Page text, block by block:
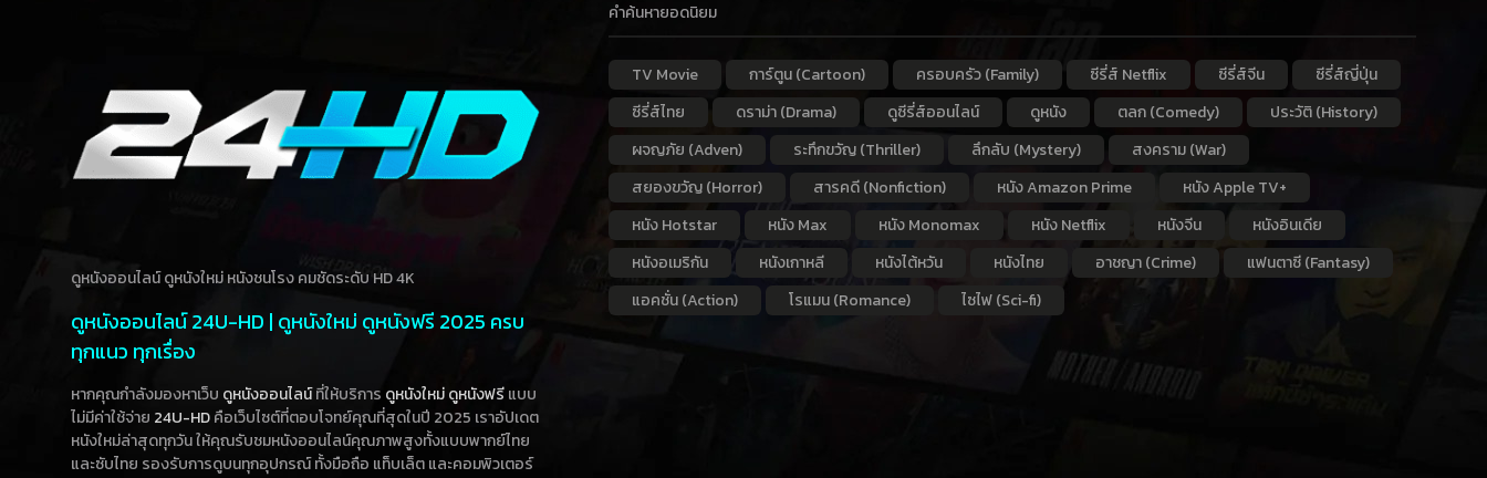
ดูหนังออนไลน์ ดูหนังใหม่ หนังชนโรง คมชัดระดับ HD 4K
ดูหนังออนไลน์ 24U-HD | ดูหนังใหม่ ดูหนังฟรี 2025 ครบ
ทุกแนว ทุกเรื่อง
หากคุณกำลังมองหาเว็บ ดูหนังออนไลน์ที่ให้บริการ ดูหนังใหม่ดูหนังฟรีแบบ
ไม่มีค่าใช้จ่าย 24U-HDคือเว็บไซต์ที่ตอบโจทย์คุณที่สุดในปี 2025 เราอัปเดต
หนังใหม่ล่าสุดทุกวัน ให้คุณรับชมหนังออนไลน์คุณภาพสูงทั้งแบบพากย์ไทย
และซับไทย รองรับการดูบนทุกอุปกรณ์ ทั้งมือถือ แท็บเล็ต และคอมพิวเตอร์
คำค้นหายอดนิยม
TV Movie การ์ตูน (Cartoon) ครอบครัว (Family) ซีรี่ส์ Netflix ซีรี่ส์จีน
ซีรี่ส์ญี่ปุ่น
ซีรี่ส์ไทย
ดราม่า (Drama) ดูซีรี่ส์ออนไลน์ ดูหนัง ตลก (Comedy)
ประวัติ (History)
ผจญภัย (Adven)
ระทึกขวัญ (Thriller) ลึกลับ (Mystery)
สงคราม (War)
สยองขวัญ (Horror)
สารคดี (Nonfiction) หนัง Amazon Prime
หนัง Apple TV+
หนัง Hotstar
หนัง Max หนัง Monomax หนัง Netflix หนังจีน
หนังอินเดีย
หนังอเมริกัน
หนังเกาหลี หนังไต้หวัน หนังไทย อาชญา (Crime)
แฟนตาซี (Fantasy)
แอคชั่น (Action)
โรแมน (Romance) ไซไฟ (Sci-fi)